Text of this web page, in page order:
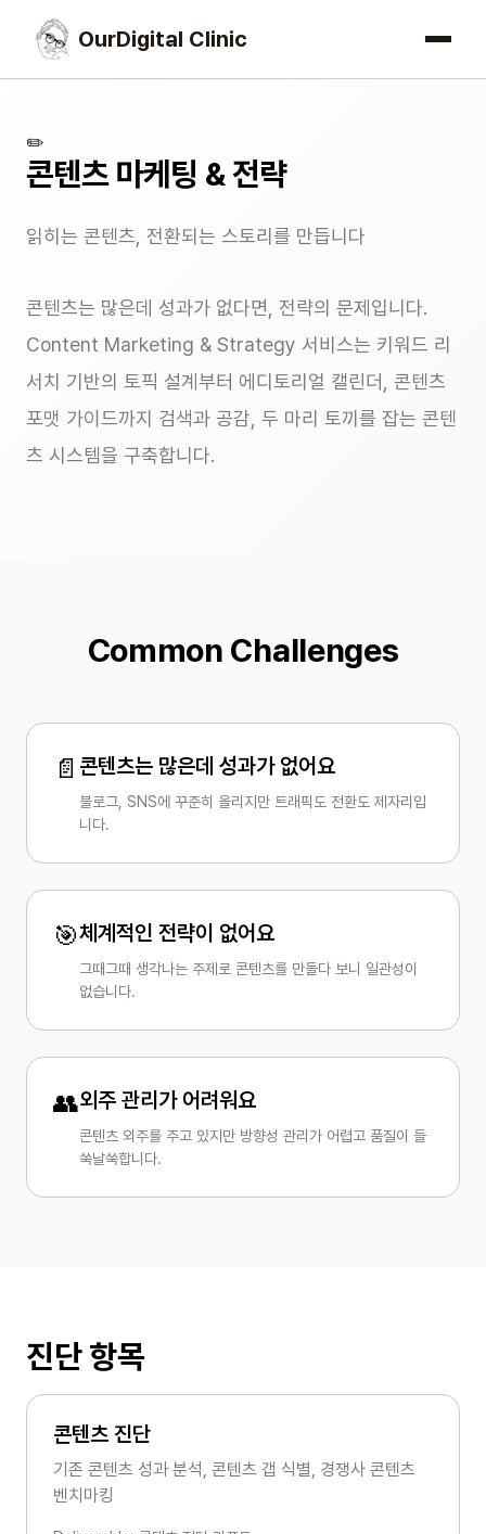
OurDigital Clinic
✏️
콘텐츠 마케팅 & 전략
읽히는 콘텐츠, 전환되는 스토리를 만듭니다
콘텐츠는 많은데 성과가 없다면, 전략의 문제입니다.
Content Marketing & Strategy 서비스는 키워드 리
서치 기반의 토픽 설계부터 에디토리얼 캘린더, 콘텐츠
포맷 가이드까지 검색과 공감, 두 마리 토끼를 잡는 콘텐
츠 시스템을 구축합니다.
Common Challenges
📄 콘텐츠는 많은데 성과가 없어요
블로그, SNS에 꾸준히 올리지만 트래픽도 전환도 제자리입
니다.
🎯체계적인 전략이 없어요
그때그때 생각나는 주제로 콘텐츠를 만들다 보니 일관성이
없습니다.
👥외주 관리가 어려워요
콘텐츠 외주를 주고 있지만 방향성 관리가 어렵고 품질이 들
쑥날쑥합니다.
진단 항목
콘텐츠 진단
기존 콘텐츠 성과 분석, 콘텐츠 갭 식별, 경쟁사 콘텐츠
벤치마킹